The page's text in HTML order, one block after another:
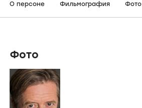
О персоне Фильмография Фото
Фото